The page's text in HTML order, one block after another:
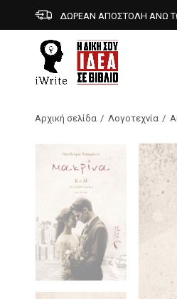
ΔΩΡΕΑΝ ΑΠΟΣΤΟΛΗ ΑΝΩ
Αρχική σελίδα Λογοτεχνία